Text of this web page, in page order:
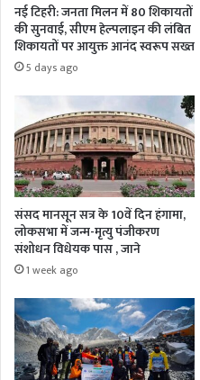
नई टिहरी: जनता मिलन में 80 शिकायतों
की सुनवाई, सीएम हेल्पलाइन की लंबित
शिकायतों पर आयुक्त आनंद स्वरूप सख्त
5 days ago
संसद मानसून सत्र के 10वें दिन हंगामा,
लोकसभा में जन्म-मृत्यु पंजीकरण
संशोधन विधेयक पास , जाने
1 week ago